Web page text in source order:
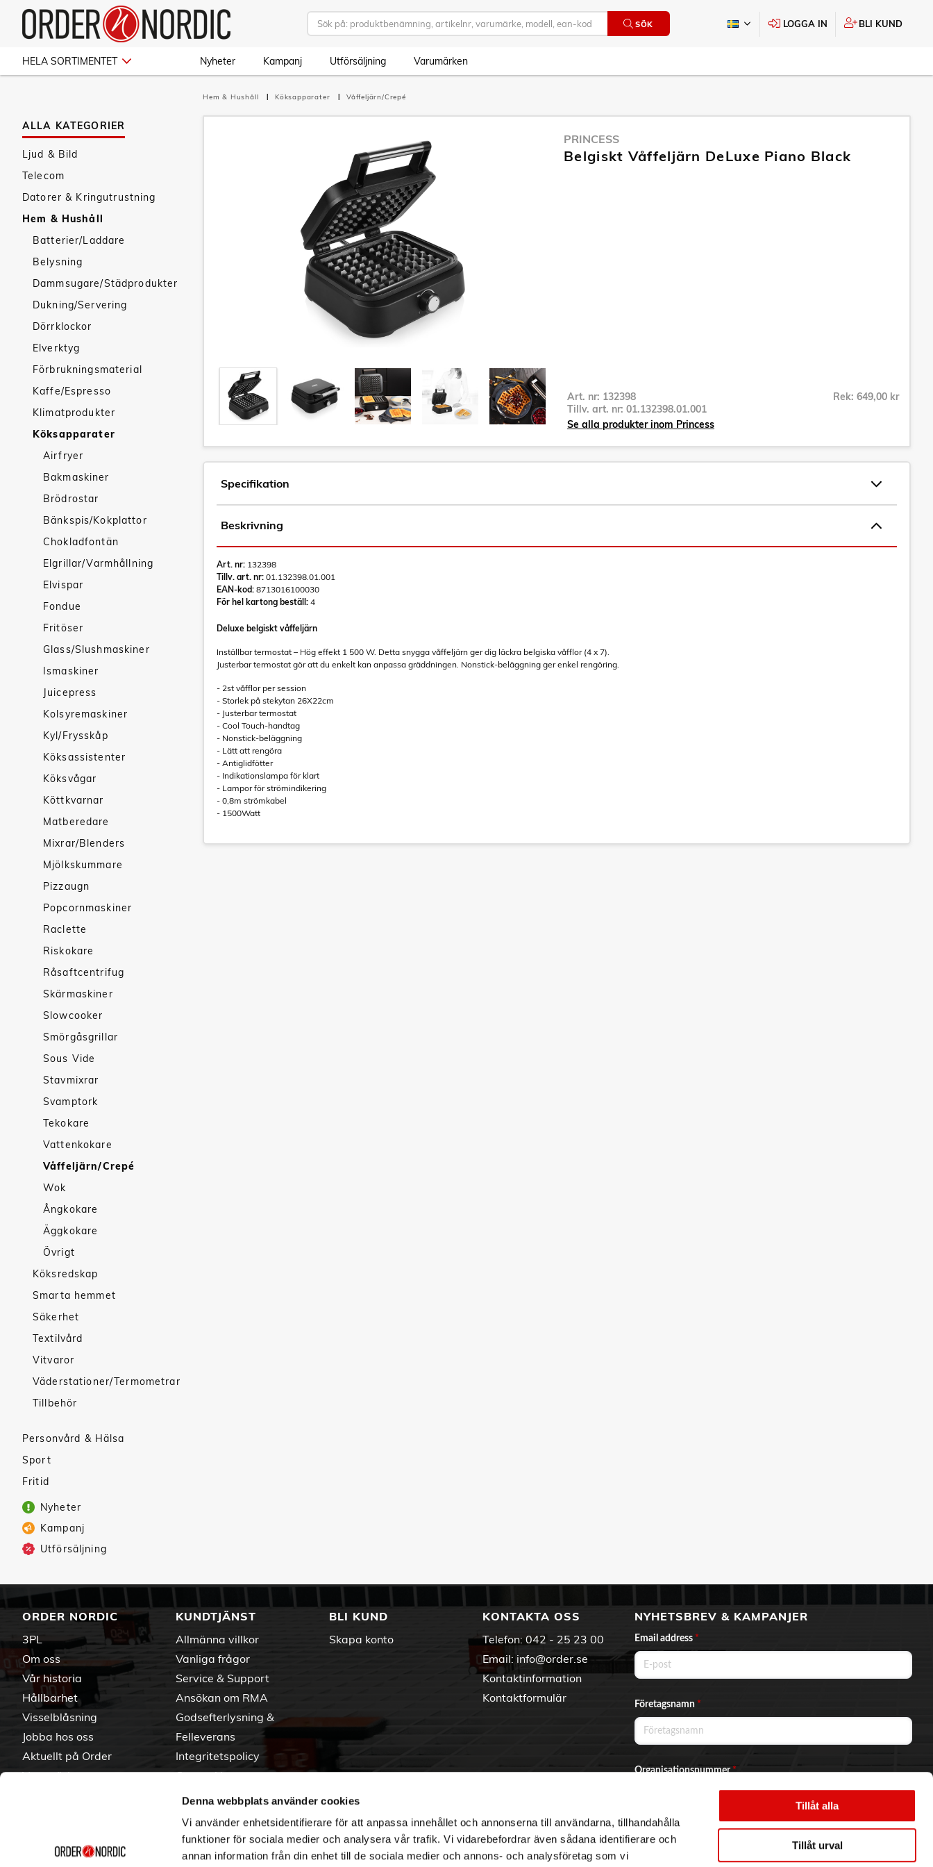
Denna webbplats använder cookies
Vi använder enhetsidentifierare för att anpassa innehållet och annonserna till användarna, tillhandahålla
funktioner för sociala medier och analysera vår trafik. Vi vidarebefordrar även sådana identifierare och
annan information från din enhet till de sociala medier och annons- och analysföretag som vi
Tillåt alla
Tillåt urval
SÖK LOGGA IN BLI KUND
HELA SORTIMENTET Nyheter Kampanj Utförsäljning Varumärken
ALLA KATEGORIER
Ljud & Bild
Telecom
Datorer & Kringutrustning
Hem & Hushåll
Batterier/Laddare
Belysning
Dammsugare/Städprodukter
Dukning/Servering
Dörrklockor
Elverktyg
Förbrukningsmaterial
Kaffe/Espresso
Klimatprodukter
Köksapparater
Airfryer
Bakmaskiner
Brödrostar
Bänkspis/Kokplattor
Chokladfontän
Elgrillar/Varmhållning
Elvispar
Fondue
Fritöser
Glass/Slushmaskiner
Ismaskiner
Juicepress
Kolsyremaskiner
Kyl/Frysskåp
Köksassistenter
Köksvågar
Köttkvarnar
Matberedare
Mixrar/Blenders
Mjölkskummare
Pizzaugn
Popcornmaskiner
Raclette
Riskokare
Råsaftcentrifug
Skärmaskiner
Slowcooker
Smörgåsgrillar
Sous Vide
Stavmixrar
Svamptork
Tekokare
Vattenkokare
Våffeljärn/Crepé
Wok
Ångkokare
Äggkokare
Övrigt
Köksredskap
Smarta hemmet
Säkerhet
Textilvård
Vitvaror
Väderstationer/Termometrar
Tillbehör
Personvård & Hälsa
Sport
Fritid
Nyheter
Kampanj
Utförsäljning
Hem & Hushåll Köksapparater Våffeljärn/Crepé
PRINCESS
Belgiskt Våffeljärn DeLuxe Piano Black
Art. nr: 132398
Tillv. art. nr: 01.132398.01.001
Rek: 649,00 kr
Se alla produkter inom Princess
Specifikation
Beskrivning
Art. nr: 132398
Tillv. art. nr: 01.132398.01.001
EAN-kod: 8713016100030
För hel kartong beställ: 4
Deluxe belgiskt våffeljärn
Inställbar termostat – Hög effekt 1 500 W. Detta snygga våffeljärn ger dig läckra belgiska våfflor (4 x 7).
Justerbar termostat gör att du enkelt kan anpassa gräddningen. Nonstick-beläggning ger enkel rengöring.
- 2st våfflor per session
- Storlek på stekytan 26X22cm
- Justerbar termostat
- Cool Touch-handtag
- Nonstick-beläggning
- Lätt att rengöra
- Antiglidfötter
- Indikationslampa för klart
- Lampor för strömindikering
- 0,8m strömkabel
- 1500Watt
ORDER NORDIC
3PL
Om oss
Vår historia
Hållbarhet
Visselblåsning
Jobba hos oss
Aktuellt på Order
Varumärken
KUNDTJÄNST
Allmänna villkor
Vanliga frågor
Service & Support
Ansökan om RMA
Godsefterlysning &
Felleverans
Integritetspolicy
Om cookies
BLI KUND
Skapa konto
KONTAKTA OSS
Telefon: 042 - 25 23 00
Email: info@order.se
Kontaktinformation
Kontaktformulär
NYHETSBREV & KAMPANJER
Email address *
Företagsnamn *
Organisationsnummer*
Ja, jag vill prenumerera på nyhetsbrevet.